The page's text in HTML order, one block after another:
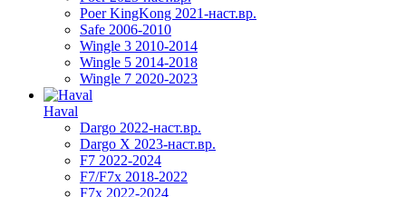
Poer KingKong 2021-наст.вр.
Safe 2006-2010
Wingle 3 2010-2014
Wingle 5 2014-2018
Wingle 7 2020-2023
Haval
Dargo 2022-наст.вр.
Dargo X 2023-наст.вр.
F7 2022-2024
F7/F7x 2018-2022
F7x 2022-2024